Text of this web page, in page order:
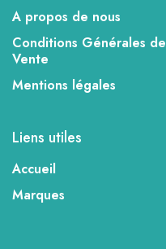
A propos de nous
Conditions Générales de
Vente
Mentions légales
Liens utiles
Accueil
Marques